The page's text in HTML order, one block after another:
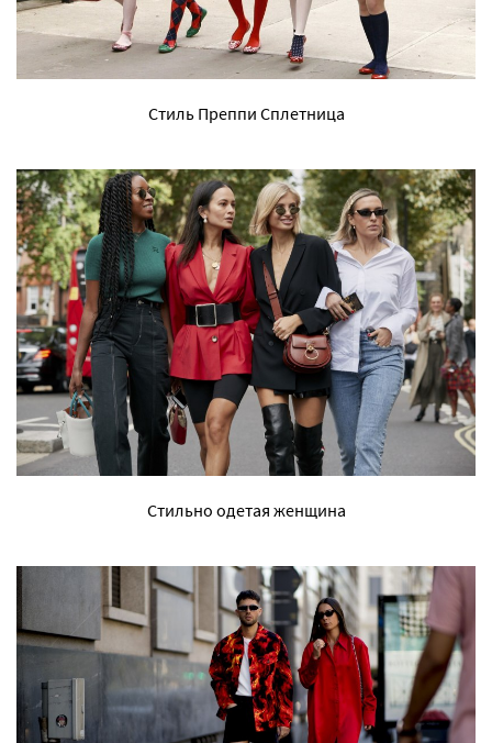
Стиль Преппи Сплетница
Стильно одетая женщина